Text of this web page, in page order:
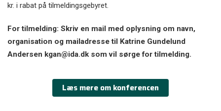
kr. i rabat på tilmeldingsgebyret.
For tilmelding: Skriv en mail med oplysning om navn,
organisation og mailadresse til Katrine Gundelund
Andersen kgan@ida.dk som vil sørge for tilmelding.
Læs mere om konferencen